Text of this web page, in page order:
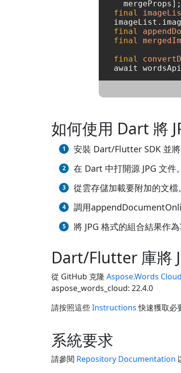
final
final
final
final
如何使用 Dart 將
安裝 Dart/Flutter SDK 並
在 Dart 中打開源 JPG 文件。
從雲存儲加載要附加的文檔。
調用
將 JPG 格式的組合結果作為
Dart/Flutter 庫將
從 GitHub 克隆 Aspose.Words
aspose_words_cloud: 22.4.0
請按照這些Instructions快速獲取必
系統要求
請參閱 Repository Documentation